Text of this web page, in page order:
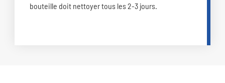
bouteille doit nettoyer tous les 2-3 jours.